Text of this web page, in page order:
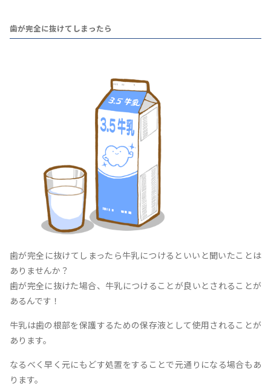
歯が完全に抜けてしまったら
歯が完全に抜けてしまったら牛乳につけるといいと聞いたことは
ありませんか？
歯が完全に抜けた場合、牛乳につけることが良いとされることが
あるんです！
牛乳は歯の根部を保護するための保存液として使用されることが
あります。
なるべく早く元にもどす処置をすることで元通りになる場合もあ
ります。